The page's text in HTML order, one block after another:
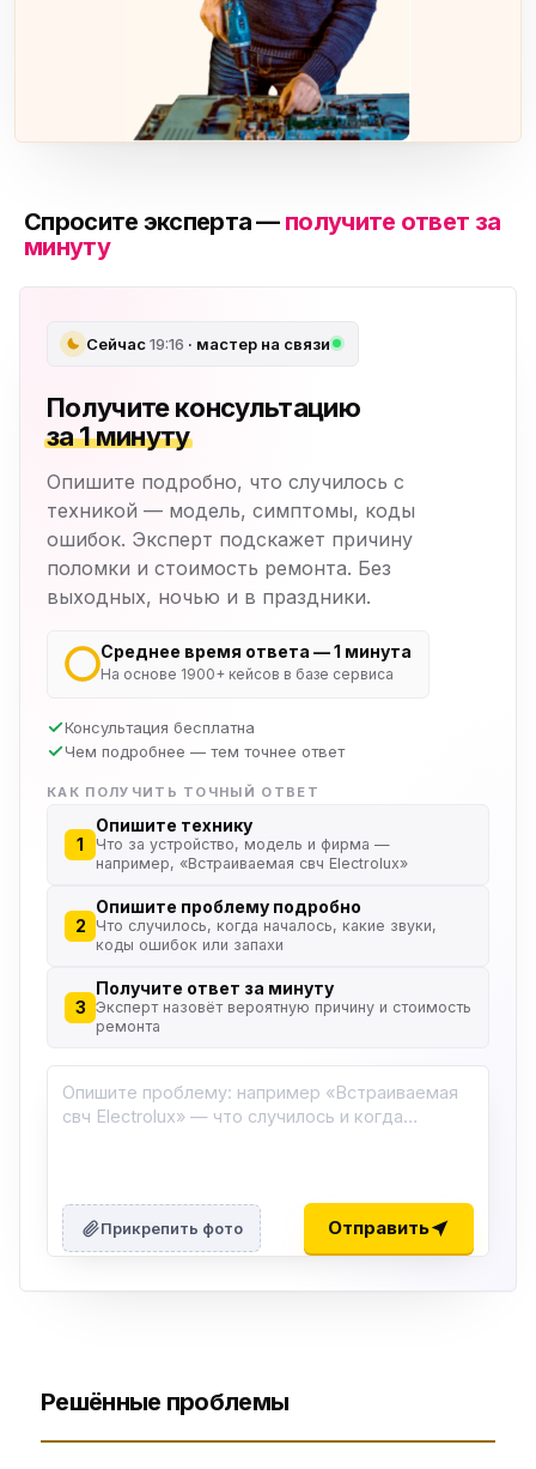
Спросите эксперта — получите ответ за
минуту
Сейчас19:16 · мастер на связи
Получите консультацию
за 1 минуту
Опишите подробно, что случилось с
техникой — модель, симптомы, коды
ошибок. Эксперт подскажет причину
поломки и стоимость ремонта. Без
выходных, ночью и в праздники.
Среднее время ответа — 1 минута
На основе 1900+ кейсов в базе сервиса
Консультация бесплатна
Чем подробнее — тем точнее ответ
КАК ПОЛУЧИТЬ ТОЧНЫЙ ОТВЕТ
1
Опишите технику
Что за устройство, модель и фирма —
например, «Встраиваемая свч Electrolux»
2
Опишите проблему подробно
Что случилось, когда началось, какие звуки,
коды ошибок или запахи
3
Получите ответ за минуту
Эксперт назовёт вероятную причину и стоимость
ремонта
Прикрепить фото Отправить
Решённые проблемы